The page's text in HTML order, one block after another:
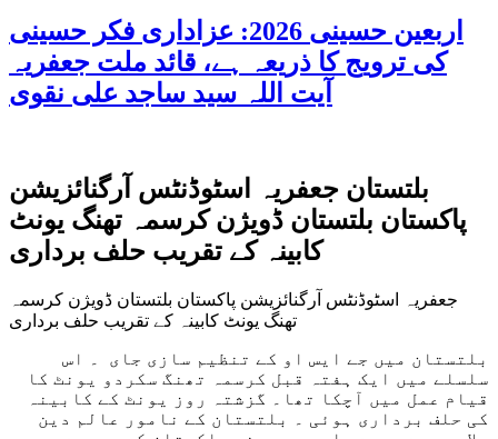
اربعین حسینی 2026: عزاداری فکر حسینی
کی ترویج کا ذریعہ ہے، قائد ملت جعفریہ
آیت اللہ سید ساجد علی نقوی
بلتستان جعفریہ اسٹوڈنٹس آرگنائزیشن
پاکستان بلتستان ڈویژن کرسمہ تھنگ یونٹ
کابینہ کے تقریب حلف برداری
جعفریہ اسٹوڈنٹس آرگنائزیشن پاکستان بلتستان ڈویژن کرسمہ
تھنگ یونٹ کابینہ کے تقریب حلف برداری
بلتستان میں جے ایس او کے تنظیم سازی جای ۔ اس
سلسلے میں ایک ہفتہ قبل کرسمہ تھنگ سکردو یونٹ کا
قیام عمل میں آچکا تھا۔ گزشتہ روز یونٹ کے کابینہ
کی حلف برداری ہوئی ۔ بلتستان کے نامور عالم دین